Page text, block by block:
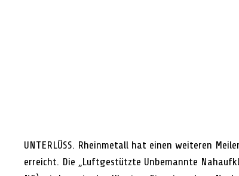
UNTERLÜSS. Rheinmetall hat einen weiteren
erreicht. Die „Luftgestützte Unbemannte